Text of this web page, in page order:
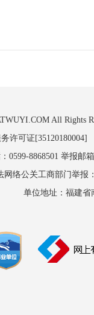
All Rights
许可证
0599-8868501 举报邮
网络公关工商部门举报
单位地址：福建省